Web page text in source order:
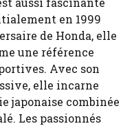
en 1999
de Honda, elle
une référence
Avec son
elle incarne
japonaise combinée
Les passionnés